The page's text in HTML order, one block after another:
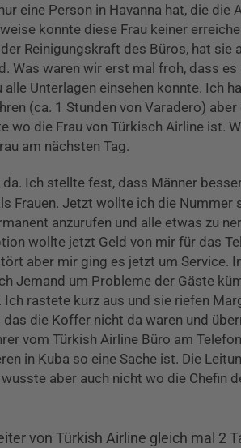
eine Person in Havanna hat, die die
konnte diese Frau keiner
Reinigungskraft des Büros, hat sie
Was waren wir erst mal froh, dass es
Unterlagen einsehen konnte. Ich
(ca. 1 Stunden von Varadero)
wo die Frau von Türkisch Airline ist.
am nächsten Tag.
Ich stellte fest, dass Männer
Frauen. Jetzt wollte ich die Nummer
anzurufen und alle etwas zu
wollte jetzt Geld von mir für das
aber mir ging es jetzt um Service.
Jemand um Probleme der Gäste
rastete kurz aus und sie riefen
die Koffer nicht da waren und
vom Türkish Airline Büro am
in Kuba so eine Sache ist. Die
aber auch nicht wo die Chefin
von Türkish Airline gleich mal 2